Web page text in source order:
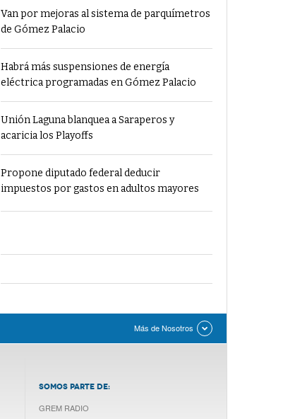
Van por mejoras al sistema de parquímetros
de Gómez Palacio
Habrá más suspensiones de energía
eléctrica programadas en Gómez Palacio
Unión Laguna blanquea a Saraperos y
acaricia los Playoffs
Propone diputado federal deducir
impuestos por gastos en adultos mayores
Más de Nosotros
SOMOS PARTE DE:
GREM RADIO